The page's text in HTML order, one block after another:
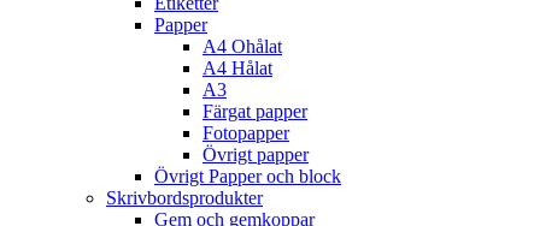
Papper
A4 Ohålat
A4 Hålat
A3
Färgat papper
Fotopapper
Övrigt papper
Övrigt Papper och block
Skrivbordsprodukter
Gem och gemkoppar